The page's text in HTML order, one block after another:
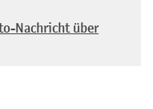
Nachricht über